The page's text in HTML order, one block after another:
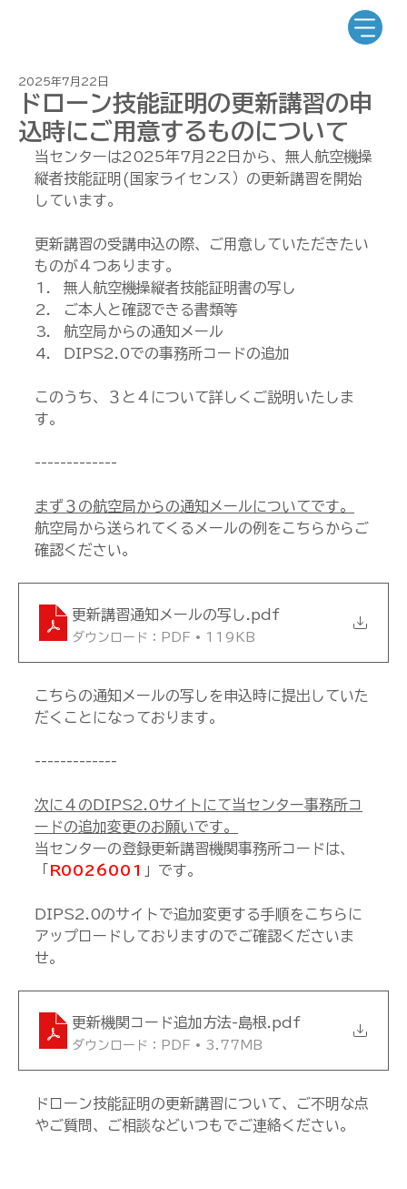
ドローン技能証明の更新講習の申
込時にご用意するものについて
2025年7月22日
当センターは2025年7月22日から、無人航空機操
縦者技能証明(国家ライセンス）の更新講習を開始
しています。
更新講習の受講申込の際、ご用意していただきたい
ものが４つあります。
無人航空機操縦者技能証明書の写し
ご本人と確認できる書類等
航空局からの通知メール
DIPS2.0での事務所コードの追加
このうち、３と４について詳しくご説明いたしま
す。
-------------
まず３の航空局からの通知メールについてです。
航空局から送られてくるメールの例をこちらからご
確認ください。
更新講習通知メールの写し.pdf
ダウンロード：PDF • 119KB
こちらの通知メールの写しを申込時に提出していた
だくことになっております。
-------------
次に４のDIPS2.0サイトにて当センター事務所コ
ードの追加変更のお願いです。
当センターの登録更新講習機関事務所コードは、
R0026001 」です。
DIPS2.0のサイトで追加変更する手順をこちらに
アップロードしておりますのでご確認くださいま
せ。
更新機関コード追加方法-島根.pdf
ダウンロード：PDF • 3.77MB
ドローン技能証明の更新講習について、ご不明な点
やご質問、ご相談などいつもでご連絡ください。